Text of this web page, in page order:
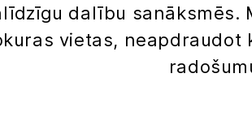
dalību sanāksmēs.
vietas,